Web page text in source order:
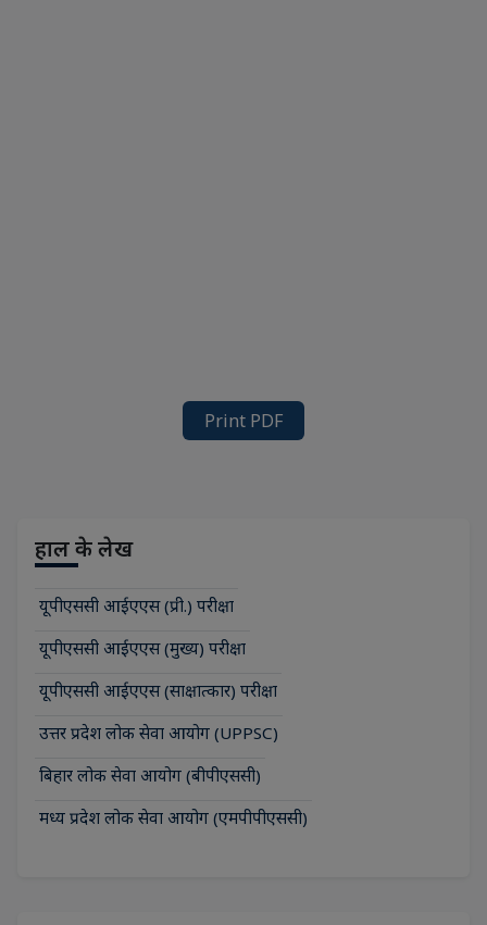
Print PDF
हाल के लेख
यूपीएससी आईएएस (प्री.) परीक्षा
यूपीएससी आईएएस (मुख्य) परीक्षा
यूपीएससी आईएएस (साक्षात्कार) परीक्षा
उत्तर प्रदेश लोक सेवा आयोग (UPPSC)
बिहार लोक सेवा आयोग (बीपीएससी)
मध्य प्रदेश लोक सेवा आयोग (एमपीपीएससी)